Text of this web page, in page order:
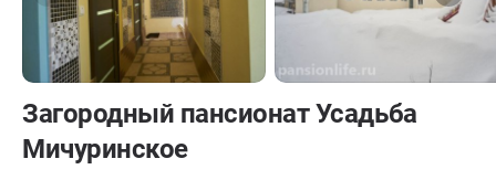
Загородный пансионат Усадьба
Мичуринское